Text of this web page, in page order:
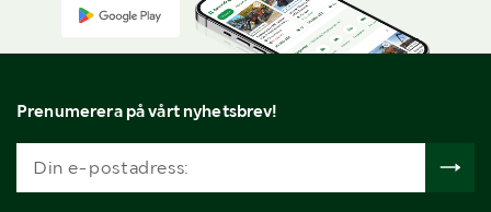
Prenumerera på vårt nyhetsbrev!